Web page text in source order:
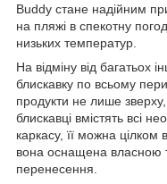
Buddy стане надійним
на пляжі в спекотну
низьких температур.
На відміну від багатьох
блискавку по всьому
продукти не лише
блискавці вмістять всі
каркасу, її можна цілком
вона оснащена власною
перенесення.